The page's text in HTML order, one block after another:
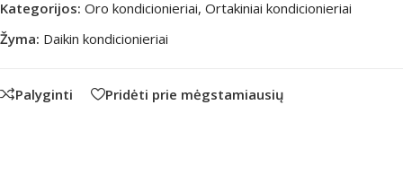
Kategorijos: Oro kondicionieriai, Ortakiniai kondicionieriai
Žyma: Daikin kondicionieriai
Palyginti Pridėti prie mėgstamiausių